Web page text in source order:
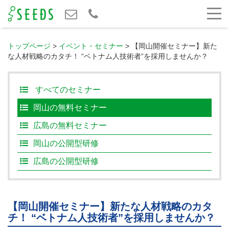
トップページ > イベント・セミナー >
【岡山開催セミナー】新た
な人材戦略のカタチ！ “ベトナム人技術者”を採用しませんか？
すべてのセミナー
岡山の無料セミナー
広島の無料セミナー
岡山の公開型研修
広島の公開型研修
【岡山開催セミナー】新たな人材戦略のカタ
チ！ “ベトナム人技術者”を採用しませんか？